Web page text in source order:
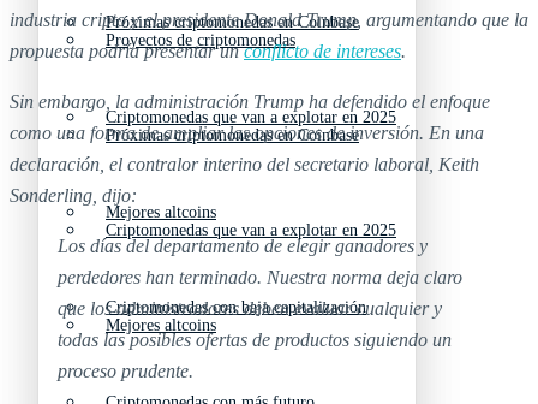
Próximas criptomonedas en Coinbase
Criptomonedas que van a explotar en 2025
Mejores altcoins
Criptomonedas con baja capitalización
Proyectos de criptomonedas
Próximas criptomonedas en Coinbase
Criptomonedas que van a explotar en 2025
Mejores altcoins
industria cripto y el presidente Donald Trump, argumentando que la
propuesta podría presentar un conflicto de intereses.
Sin embargo, la administración Trump ha defendido el enfoque
como una forma de ampliar las opciones de inversión. En una
declaración, el contralor interino del secretario laboral, Keith
Sonderling, dijo:
Los días del departamento de elegir ganadores y
perdedores han terminado. Nuestra norma deja claro
que los administradores deben evaluar cualquier y
todas las posibles ofertas de productos siguiendo un
proceso prudente.